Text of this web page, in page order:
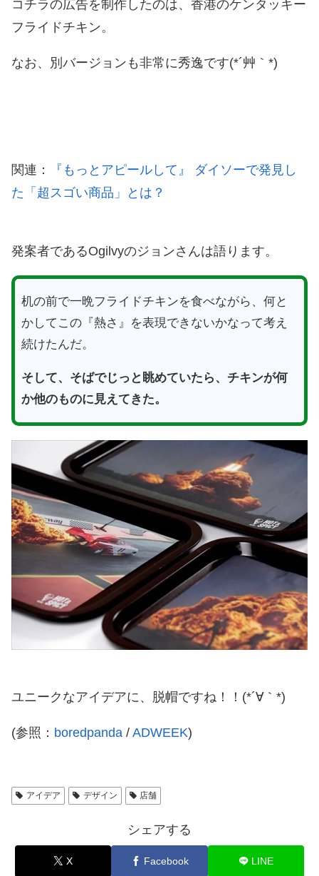
コチラの広告を制作したのは、香港のケンタッキー
フライドチキン。
なお、別バージョンも非常に秀逸です(*´艸｀*)
関連：
『もっとアピールして』 ダイソーで発見し
た「超スゴい商品」とは？
発案者であるOgilvyのジョンさんは語ります。
机の前で一晩フライドチキンを食べながら、何と
かしてこの『熱さ』を表現できないかなって考え
続けたんだ。
そして、そばでじっと眺めていたら、チキンが何
か他のものに見えてきた。
ユニークなアイデアに、脱帽ですね！！(*´∀｀*)
(参照： boredpanda / ADWEEK)
アイデア デザイン 店舗
シェアする
X Facebook LINE